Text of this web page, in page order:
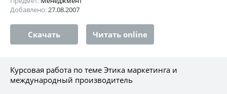
Добавлено:27.08.2007
Скачать Читать online
Курсовая работа по теме Этика маркетинга и
международный производитель